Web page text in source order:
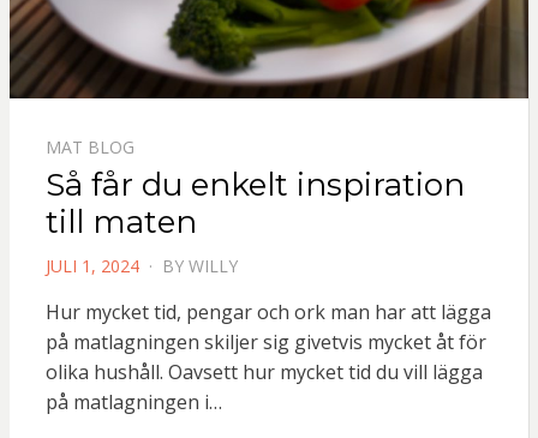
MAT BLOG
Så får du enkelt inspiration
till maten
POSTED
JULI 1, 2024 BY WILLY
Hur mycket tid, pengar och ork man har att lägga
på matlagningen skiljer sig givetvis mycket åt för
olika hushåll. Oavsett hur mycket tid du vill lägga
på matlagningen i…